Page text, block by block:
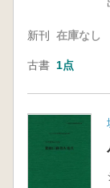
新刊 在庫なし
古書 1点